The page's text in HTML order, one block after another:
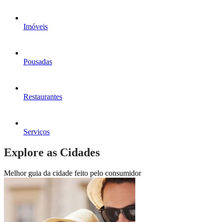
Imóveis
Pousadas
Restaurantes
Serviços
Explore as Cidades
Melhor guia da cidade feito pelo consumidor